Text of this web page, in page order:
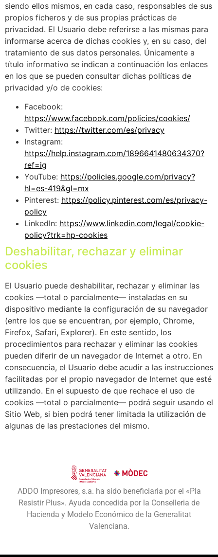
siendo ellos mismos, en cada caso, responsables de sus
propios ficheros y de sus propias prácticas de
privacidad. El Usuario debe referirse a las mismas para
informarse acerca de dichas cookies y, en su caso, del
tratamiento de sus datos personales. Únicamente a
título informativo se indican a continuación los enlaces
en los que se pueden consultar dichas políticas de
privacidad y/o de cookies:
Facebook:
https://www.facebook.com/policies/cookies/
Twitter: https://twitter.com/es/privacy
Instagram:
https://help.instagram.com/1896641480634370?
ref=ig
YouTube: https://policies.google.com/privacy?
hl=es-419&gl=mx
Pinterest: https://policy.pinterest.com/es/privacy-
policy
LinkedIn: https://www.linkedin.com/legal/cookie-
policy?trk=hp-cookies
Deshabilitar, rechazar y eliminar
cookies
El Usuario puede deshabilitar, rechazar y eliminar las
cookies —total o parcialmente— instaladas en su
dispositivo mediante la configuración de su navegador
(entre los que se encuentran, por ejemplo, Chrome,
Firefox, Safari, Explorer). En este sentido, los
procedimientos para rechazar y eliminar las cookies
pueden diferir de un navegador de Internet a otro. En
consecuencia, el Usuario debe acudir a las instrucciones
facilitadas por el propio navegador de Internet que esté
utilizando. En el supuesto de que rechace el uso de
cookies —total o parcialmente— podrá seguir usando el
Sitio Web, si bien podrá tener limitada la utilización de
algunas de las prestaciones del mismo.
ADDO Impresores, s.a. ha sido beneficiaria por el «Pla
Resistir Plus». Ayuda concedida por la Conselleria de
Hacienda y Modelo Económico de la Generalitat
Valenciana.